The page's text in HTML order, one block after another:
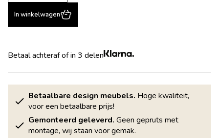
In winkelwagen
Betaal achteraf of in 3 delen
Betaalbare design meubels. Hoge kwaliteit,
voor een betaalbare prijs!
Gemonteerd geleverd. Geen gepruts met
montage, wij staan voor gemak.